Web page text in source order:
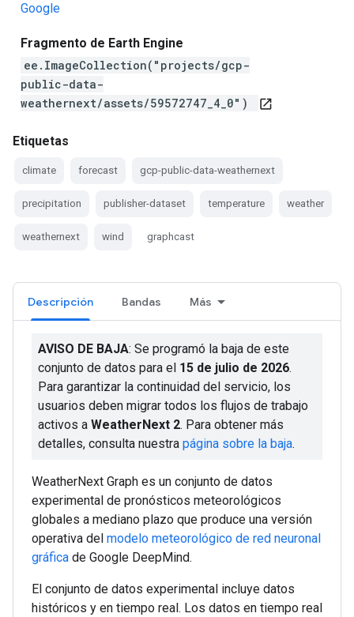
Google
Fragmento de Earth Engine
ee.ImageCollection("projects/gcp-
public-data-
weathernext/assets/59572747_4_0")
open_in_new
Etiquetas
climate forecast gcp-public-data-weathernext
precipitation publisher-dataset temperature weather
weathernext wind graphcast
Descripción Bandas Más
AVISO DE BAJA: Se programó la baja de este
conjunto de datos para el 15 de julio de 2026.
Para garantizar la continuidad del servicio, los
usuarios deben migrar todos los flujos de trabajo
activos a WeatherNext 2. Para obtener más
detalles, consulta nuestra página sobre la baja.
WeatherNext Graph es un conjunto de datos
experimental de pronósticos meteorológicos
globales a mediano plazo que produce una versión
operativa del modelo meteorológico de red neuronal
gráfica de Google DeepMind.
El conjunto de datos experimental incluye datos
históricos y en tiempo real. Los datos en tiempo real